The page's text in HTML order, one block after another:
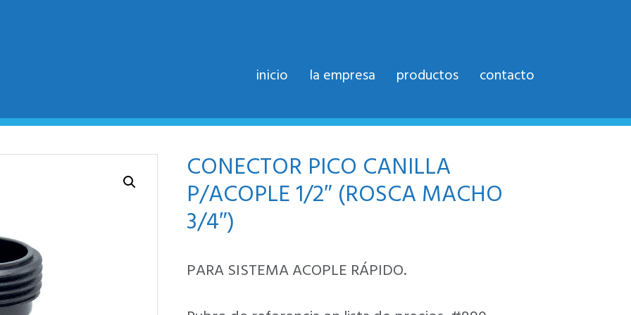
inicio la empresa productos contacto
CONECTOR PICO CANILLA
P/ACOPLE 1/2″ (ROSCA MACHO
3/4″)
PARA SISTEMA ACOPLE RÁPIDO.